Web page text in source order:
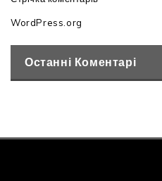
WordPress.org
Останні Коментарі